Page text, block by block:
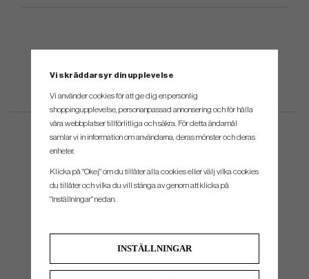
Vi skräddarsyr din upplevelse
Vi använder cookies för att ge dig en personlig
shoppingupplevelse, personanpassad annonsering och för hålla
våra webbplatser tillförlitliga och säkra. För detta ändamål
samlar vi in information om användarna, deras mönster och deras
enheter.
Klicka på "Okej" om du tillåter alla cookies eller välj vilka cookies
du tillåter och vilka du vill stänga av genom att klicka på
"Inställningar" nedan.
INSTÄLLNINGAR